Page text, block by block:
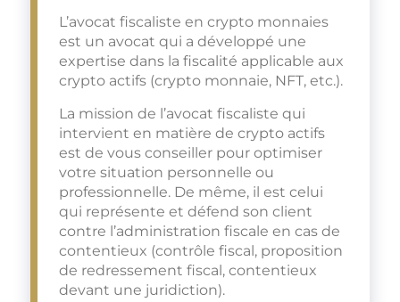
L’avocat fiscaliste en crypto monnaies
est un avocat qui a développé une
expertise dans la fiscalité applicable aux
crypto actifs (crypto monnaie, NFT, etc.).
La mission de l’avocat fiscaliste qui
intervient en matière de crypto actifs
est de vous conseiller pour optimiser
votre situation personnelle ou
professionnelle. De même, il est celui
qui représente et défend son client
contre l’administration fiscale en cas de
contentieux (contrôle fiscal, proposition
de redressement fiscal, contentieux
devant une juridiction).